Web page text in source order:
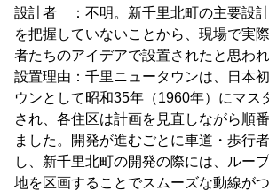
設計者 ：不明。新千里北町の主要設
を把握していないことから、現場で実
者たちのアイデアで設置されたと思われ
設置理由：千里ニュータウンは、日本
ウンとして昭和35年（1960年）にマス
され、各住区は計画を見直しながら順
ました。開発が進むごとに車道・歩行
し、新千里北町の開発の際には、ルー
地を区画することでスムーズな動線が